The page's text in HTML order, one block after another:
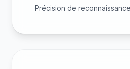
Précision de